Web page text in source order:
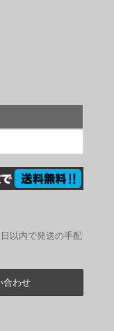
以内で発送の手配
合わせ